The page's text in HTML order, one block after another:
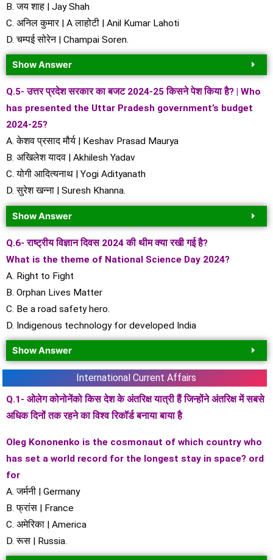
B. जय शाह | Jay Shah
C. अनिल कुमार | A लाहोटी | Anil Kumar Lahoti
D. चम्पई सोरेन | Champai Soren.
Show Answer
Q.5- उत्तर प्रदेश सरकार का बजट 2024-25 किसने पेश किया है? | Who
has presented the Uttar Pradesh government’s budget
2024-25?
A. केशव प्रसाद मौर्य | Keshav Prasad Maurya
B. अखिलेश यादव | Akhilesh Yadav
C. योगी आदित्यनाथ | Yogi Adityanath
D. सुरेश खन्ना | Suresh Khanna.
Show Answer
Q.6- राष्ट्रीय विज्ञान दिवस 2024 की थीम क्या रखी गई है?
What is the theme of National Science Day 2024?
A. Right to Fight
B. Orphan Lives Matter
C. Be a road safety hero.
D. Indigenous technology for developed India
Show Answer
International Current Affairs
Q.1- ओलेग कोनोनेंको किस देश के अंतरिक्ष यात्री हैं जिन्होंने अंतरिक्ष में सबसे
अधिक दिनों तक रहने का विश्व रिकॉर्ड बनाया बाया है
Oleg Kononenko is the cosmonaut of which country who
has set a world record for the longest stay in space? ord
for
A. जर्मनी | Germany
B. फ्रांस | France
C. अमेरिका | America
D. रूस | Russia.